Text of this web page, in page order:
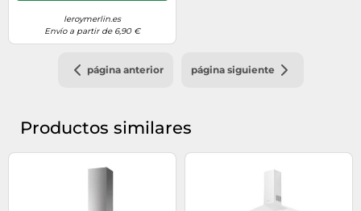
leroymerlin.es
Envío a partir de 6,90 €
página anterior página siguiente
Productos similares